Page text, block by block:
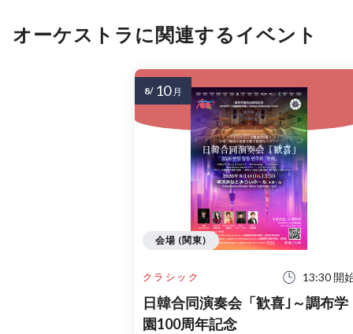
オーケストラに関連するイベント
クラシック 13:30 開
日韓合同演奏会「歓喜｣～調布学
園100周年記念
会場 (関東)
8/ 10 月